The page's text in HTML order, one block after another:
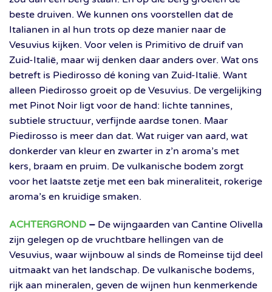
beste druiven. We kunnen ons voorstellen dat de
Italianen in al hun trots op deze manier naar de
Vesuvius kijken. Voor velen is Primitivo de druif van
Zuid-Italië, maar wij denken daar anders over. Wat ons
betreft is Piedirosso dé koning van Zuid-Italië. Want
alleen Piedirosso groeit op de Vesuvius. De vergelijking
met Pinot Noir ligt voor de hand: lichte tannines,
subtiele structuur, verfijnde aardse tonen. Maar
Piedirosso is meer dan dat. Wat ruiger van aard, wat
donkerder van kleur en zwarter in z’n aroma’s met
kers, braam en pruim. De vulkanische bodem zorgt
voor het laatste zetje met een bak mineraliteit, rokerige
aroma’s en kruidige smaken.
ACHTERGROND – De wijngaarden van Cantine Olivella
zijn gelegen op de vruchtbare hellingen van de
Vesuvius, waar wijnbouw al sinds de Romeinse tijd deel
uitmaakt van het landschap. De vulkanische bodems,
rijk aan mineralen, geven de wijnen hun kenmerkende